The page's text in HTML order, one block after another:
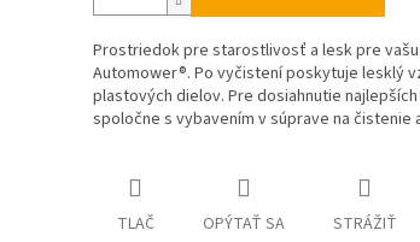
Prostriedok pre starostlivosť a lesk pre
Automower®. Po vyčistení poskytuje lesklý
plastových dielov. Pre dosiahnutie
spoločne s vybavením v súprave na čistenie
TLAČ OPÝTAŤ SA STRÁŽIŤ